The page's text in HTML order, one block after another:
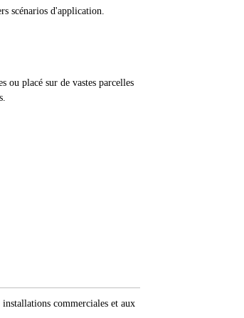
scénarios d'application.
ou placé sur de vastes parcelles
commerciales et aux